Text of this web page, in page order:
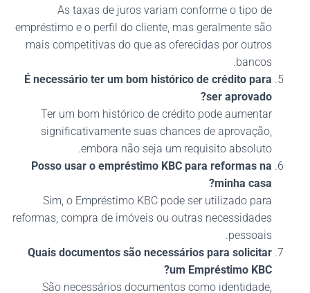
As taxas de juros variam conforme o tipo de
empréstimo e o perfil do cliente, mas geralmente são
mais competitivas do que as oferecidas por outros
bancos.
É necessário ter um bom histórico de crédito para
ser aprovado?
Ter um bom histórico de crédito pode aumentar
significativamente suas chances de aprovação,
embora não seja um requisito absoluto.
Posso usar o empréstimo KBC para reformas na
minha casa?
Sim, o Empréstimo KBC pode ser utilizado para
reformas, compra de imóveis ou outras necessidades
pessoais.
Quais documentos são necessários para solicitar
um Empréstimo KBC?
São necessários documentos como identidade,